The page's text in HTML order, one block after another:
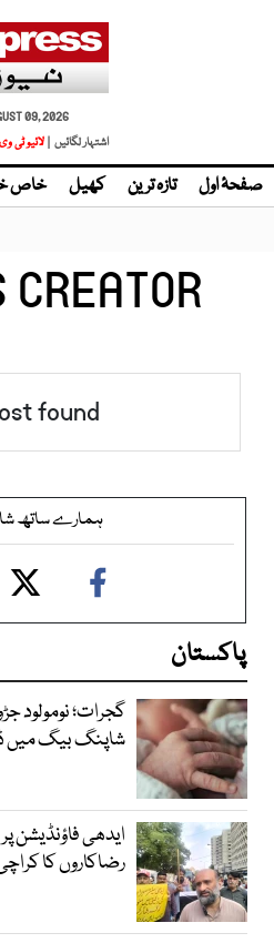
09, 2026
اشتہار لگائیں | لائیو ٹی وی
صفحۂ اول تازہ ترین کھیل خاص
CREATOR
found
ہمارے ساتھ
پاکستان
گجرات؛ نومولود
شاپنگ بیگ میں
رضاکاروں کا